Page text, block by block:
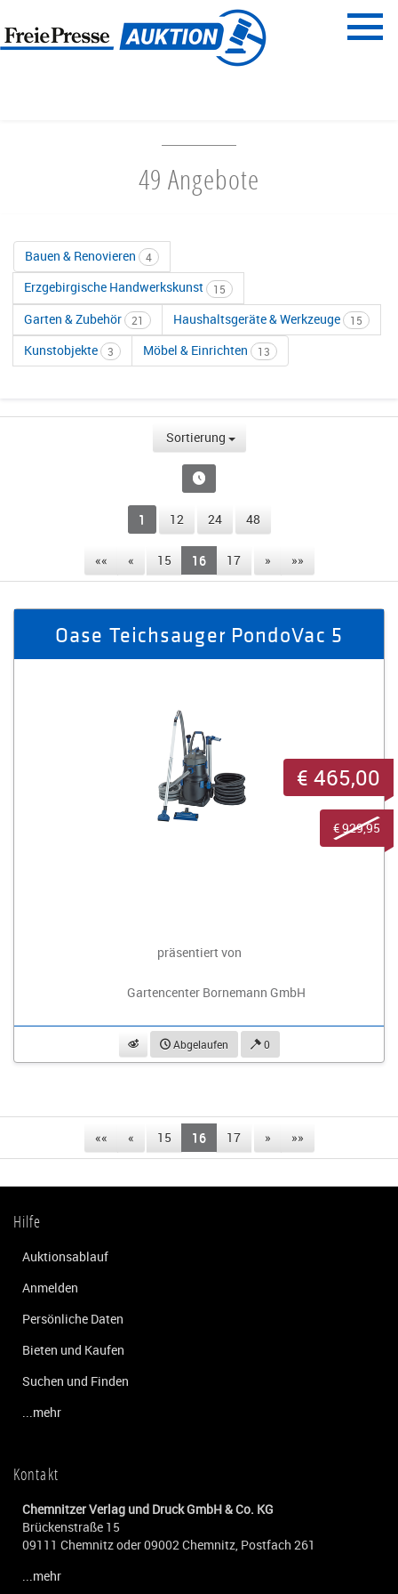
Menü
49 Angebote
Bauen & Renovieren 4
Erzgebirgische Handwerkskunst 15
Garten & Zubehör 21 Haushaltsgeräte & Werkzeuge 15
Kunstobjekte 3 Möbel & Einrichten 13
Sortierung
1 12 24 48
«« « 15 16 17 » »»
Oase Teichsauger PondoVac 5
präsentiert von
Gartencenter Bornemann GmbH
beobachtenAbgelaufen 0
€ 465,00
€ 929,95
«« « 15 16 17 » »»
Hilfe
Auktionsablauf
Anmelden
Persönliche Daten
Bieten und Kaufen
Suchen und Finden
...mehr
Kontakt
Chemnitzer Verlag und Druck GmbH & Co. KG
Brückenstraße 15
09111 Chemnitz oder 09002 Chemnitz, Postfach 261
...mehr